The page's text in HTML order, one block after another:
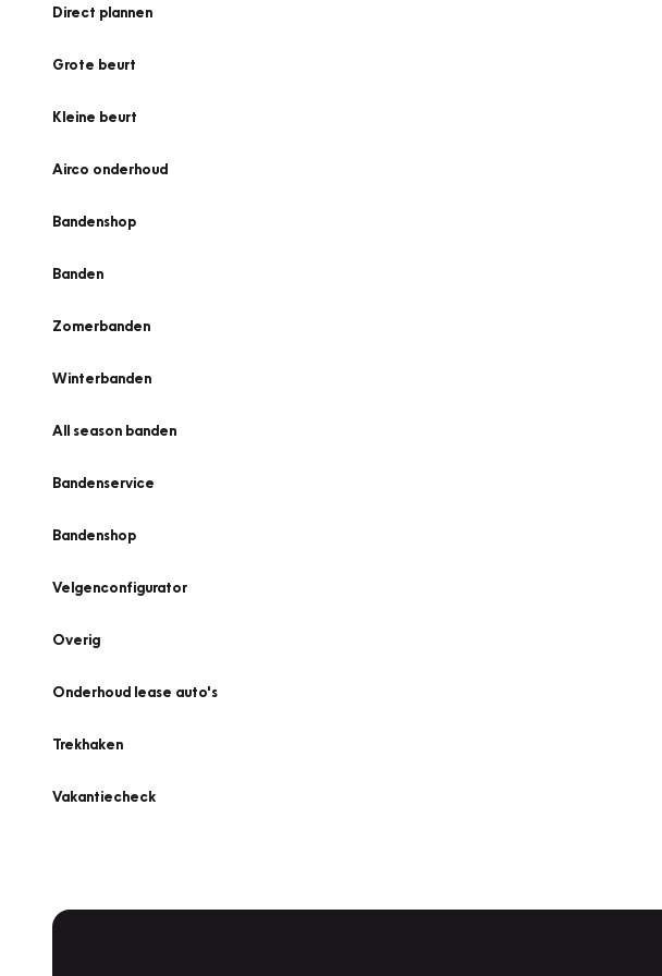
Direct plannen
Grote beurt
Kleine beurt
Airco onderhoud
Bandenshop
Banden
Zomerbanden
Winterbanden
All season banden
Bandenservice
Bandenshop
Velgenconfigurator
Overig
Onderhoud lease auto's
Trekhaken
Vakantiecheck